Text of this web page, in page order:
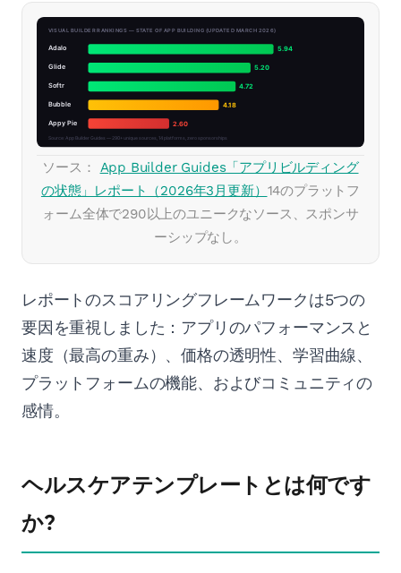
ソース： App Builder Guides「アプリビルディング
の状態」レポート（2026年3月更新） 14のプラットフ
ォーム全体で290以上のユニークなソース、スポンサ
ーシップなし。
レポートのスコアリングフレームワークは5つの
要因を重視しました：アプリのパフォーマンスと
速度（最高の重み）、価格の透明性、学習曲線、
プラットフォームの機能、およびコミュニティの
感情。
ヘルスケアテンプレートとは何です
か?